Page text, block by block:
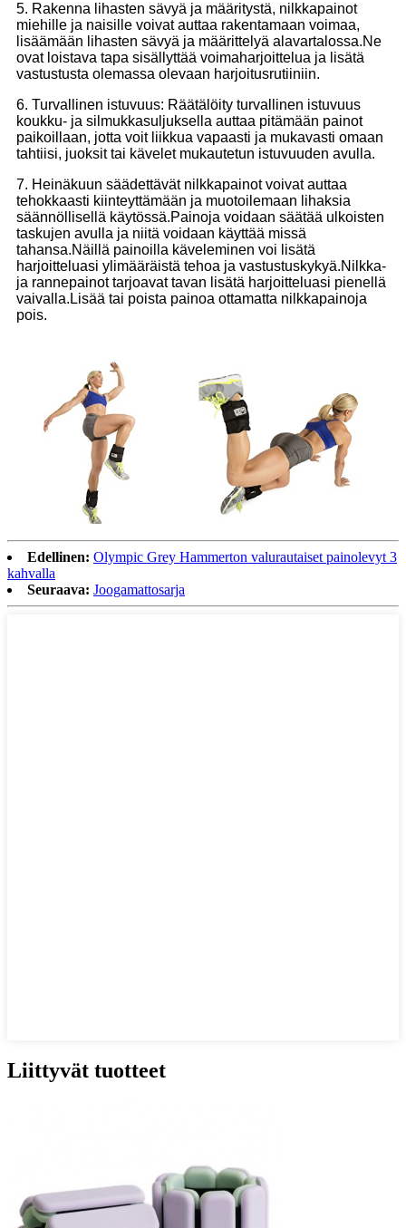
5. Rakenna lihasten sävyä ja määritystä, nilkkapainot
miehille ja naisille voivat auttaa rakentamaan voimaa,
lisäämään lihasten sävyä ja määrittelyä alavartalossa.Ne
ovat loistava tapa sisällyttää voimaharjoittelua ja lisätä
vastustusta olemassa olevaan harjoitusrutiiniin.
6. Turvallinen istuvuus: Räätälöity turvallinen istuvuus
koukku- ja silmukkasuljuksella auttaa pitämään painot
paikoillaan, jotta voit liikkua vapaasti ja mukavasti omaan
tahtiisi, juoksit tai kävelet mukautetun istuvuuden avulla.
7. Heinäkuun säädettävät nilkkapainot voivat auttaa
tehokkaasti kiinteyttämään ja muotoilemaan lihaksia
säännöllisellä käytössä.Painoja voidaan säätää ulkoisten
taskujen avulla ja niitä voidaan käyttää missä
tahansa.Näillä painoilla käveleminen voi lisätä
harjoitteluasi ylimääräistä tehoa ja vastustuskykyä.Nilkka-
ja rannepainot tarjoavat tavan lisätä harjoitteluasi pienellä
vaivalla.Lisää tai poista painoa ottamatta nilkkapainoja
pois.
Edellinen: Olympic Grey Hammerton valurautaiset painolevyt 3
kahvalla
Seuraava: Joogamattosarja
Liittyvät tuotteet